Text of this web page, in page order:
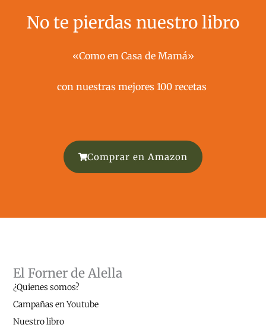
No te pierdas nuestro libro
«Como en Casa de Mamá»
con nuestras mejores 100 recetas ​
Comprar en Amazon
El Forner de Alella
¿Quienes somos?
Campañas en Youtube
Nuestro libro